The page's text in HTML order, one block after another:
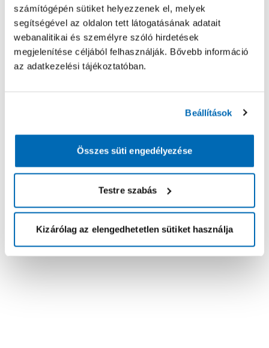
számítógépén sütiket helyezzenek el, melyek
segítségével az oldalon tett látogatásának adatait
webanalitikai és személyre szóló hirdetések
megjelenítése céljából felhasználják. Bővebb információ
az adatkezelési tájékoztatóban.
Beállítások
Összes süti engedélyezése
Testre szabás
Kizárólag az elengedhetetlen sütiket használja